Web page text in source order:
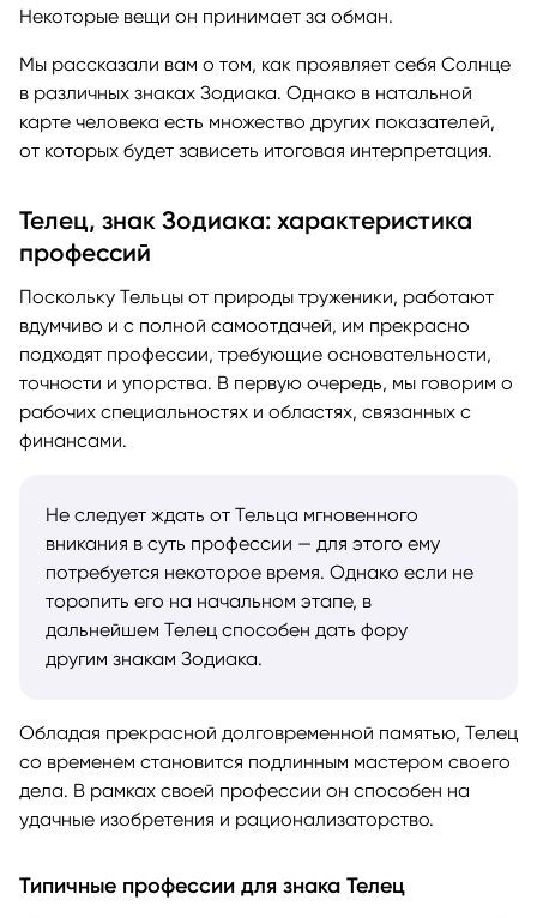
Некоторые вещи он принимает за обман.
Мы рассказали вам о том, как проявляет себя Солнце
в различных знаках Зодиака. Однако в натальной
карте человека есть множество других показателей,
от которых будет зависеть итоговая интерпретация.
Телец, знак Зодиака: характеристика
профессий
Поскольку Тельцы от природы труженики, работают
вдумчиво и с полной самоотдачей, им прекрасно
подходят профессии, требующие основательности,
точности и упорства. В первую очередь, мы говорим о
рабочих специальностях и областях, связанных с
финансами.
Не следует ждать от Тельца мгновенного
вникания в суть профессии — для этого ему
потребуется некоторое время. Однако если не
торопить его на начальном этапе, в
дальнейшем Телец способен дать фору
другим знакам Зодиака.
Обладая прекрасной долговременной памятью, Телец
со временем становится подлинным мастером своего
дела. В рамках своей профессии он способен на
удачные изобретения и рационализаторство.
Типичные профессии для знака Телец